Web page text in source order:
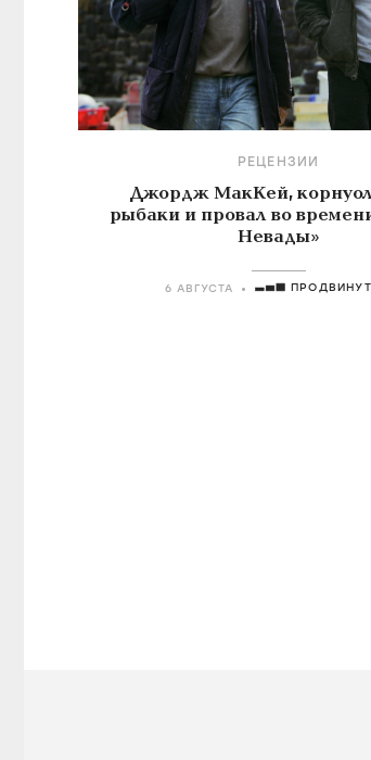
РЕЦЕНЗИИ
Джордж МакКей,
рыбаки и провал во
Невады»
6 АВГУСТА